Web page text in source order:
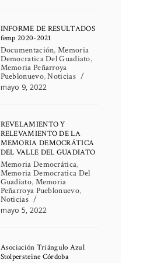
INFORME DE RESULTADOS
femp 2020-2021
Documentación,Memoria
Democratica Del Guadiato,
Memoria Peñarroya
Pueblonuevo,Noticias
mayo 9, 2022
REVELAMIENTO Y
RELEVAMIENTO DE LA
MEMORIA DEMOCRÁTICA
DEL VALLE DEL GUADIATO
Memoria Democrática,
Memoria Democratica Del
Guadiato, Memoria
Peñarroya Pueblonuevo,
Noticias
mayo 5, 2022
Asociación Triángulo Azul
Stolpersteine Córdoba